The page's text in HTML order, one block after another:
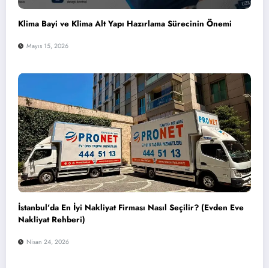
Klima Bayi ve Klima Alt Yapı Hazırlama Sürecinin Önemi
Mayıs 15, 2026
İstanbul’da En İyi Nakliyat Firması Nasıl Seçilir? (Evden Eve
Nakliyat Rehberi)
Nisan 24, 2026